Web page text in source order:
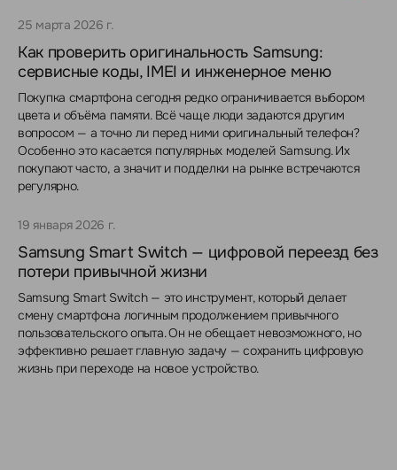
25 марта 2026 г.
Как проверить оригинальность Samsung:
сервисные коды, IMEI и инженерное меню
Покупка смартфона сегодня редко ограничивается выбором
цвета и объёма памяти. Всё чаще люди задаются другим
вопросом — а точно ли перед ними оригинальный телефон?
Особенно это касается популярных моделей Samsung. Их
покупают часто, а значит и подделки на рынке встречаются
регулярно.
19 января 2026 г.
Samsung Smart Switch — цифровой переезд без
потери привычной жизни
Samsung Smart Switch — это инструмент, который делает
смену смартфона логичным продолжением привычного
пользовательского опыта. Он не обещает невозможного, но
эффективно решает главную задачу — сохранить цифровую
жизнь при переходе на новое устройство.